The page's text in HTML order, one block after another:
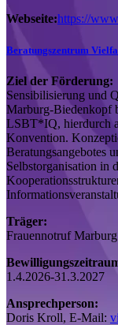
Webseite:https://
Beratungszentrum
Ziel der Förderung:
Sensibilisierung und
Marburg-Biedenkopf
LSBT*IQ, hierdurch
Konvention.
Beratungsangebotes
Selbstorganisation in
Träger:
Frauennotruf
1.4.2026-31.3.2027
Ansprechperson:
Doris Kroll, E-Mail: